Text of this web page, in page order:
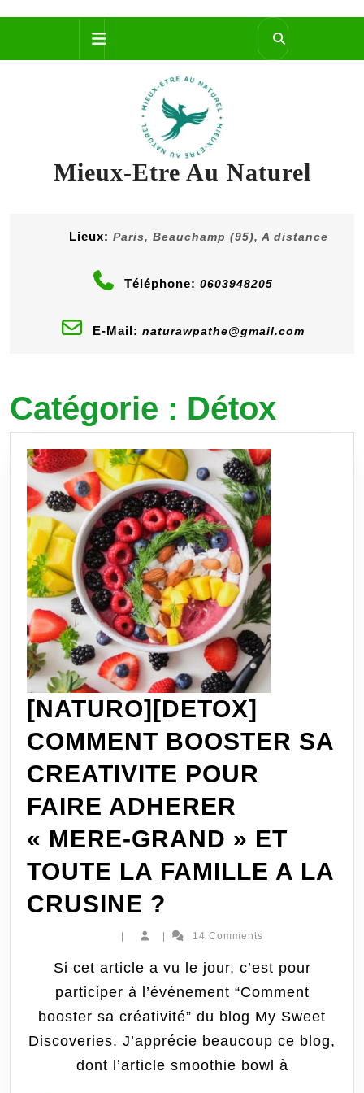
content
Open
Button
Mieux-Etre Au Naturel
Lieux: Paris, Beauchamp (95), A distance
Téléphone: 0603948205
E-Mail: naturawpathe@gmail.com
Catégorie : Détox
[NATURO][DETOX]
COMMENT BOOSTER SA
CREATIVITE POUR
FAIRE ADHERER
« MERE-GRAND » ET
TOUTE LA FAMILLE A LA
CRUSINE ?
[DETOX]
COMMENT
BOOSTER
SA
CREATIVITE
14 Comments
Si cet article a vu le jour, c’est pour
participer à l’événement “Comment
booster sa créativité” du blog My Sweet
Discoveries. J’apprécie beaucoup ce blog,
dont l’article smoothie bowl à